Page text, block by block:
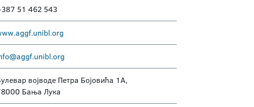
51 462 543
војводе Петра Бојовића 1А,
Бања Лука